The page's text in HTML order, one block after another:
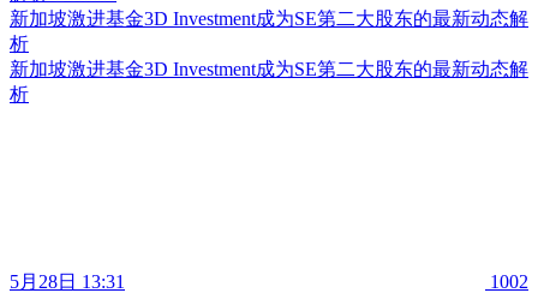
新加坡激进基金3D Investment成为SE第二大股东的最新动态解
析
新加坡激进基金3D Investment成为SE第二大股东的最新动态解
析
5月28日 13:31 1002